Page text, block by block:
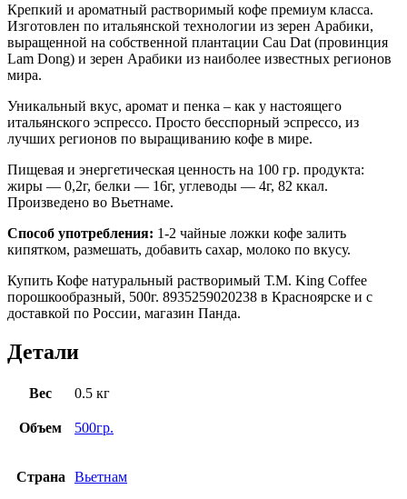
Крепкий и ароматный растворимый кофе премиум класса.
Изготовлен по итальянской технологии из зерен Арабики,
выращенной на собственной плантации Cau Dat (провинция
Lam Dong) и зерен Арабики из наиболее известных регионов
мира.
Уникальный вкус, аромат и пенка – как у настоящего
итальянского эспрессо. Просто бесспорный эспрессо, из
лучших регионов по выращиванию кофе в мире.
Пищевая и энергетическая ценность на 100 гр. продукта:
жиры — 0,2г, белки — 16г, углеводы — 4г, 82 ккал.
Произведено во Вьетнаме.
Способ употребления: 1-2 чайные ложки кофе залить
кипятком, размешать, добавить сахар, молоко по вкусу.
Купить Кофе натуральный растворимый Т.М. King Coffee
порошкообразный, 500г. 8935259020238 в Красноярске и с
доставкой по России, магазин Панда.
Детали
Вес 0.5 кг
Объем 500гр.
Страна Вьетнам